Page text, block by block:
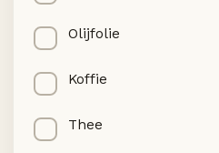
Olijfolie
Koffie
Thee